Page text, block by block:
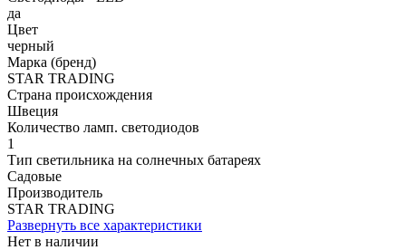
да
Цвет
черный
Марка (бренд)
STAR TRADING
Страна происхождения
Швеция
Количество ламп. светодиодов
1
Тип светильника на солнечных батареях
Садовые
Производитель
STAR TRADING
Развернуть все характеристики
Нет в наличии